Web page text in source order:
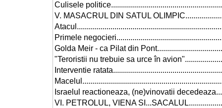
Culisele
V. MASACRUL DIN SATUL
Primele
Golda Meir - ca Pilat din
"Teroristii nu trebuie sa urce în
Interventie
Israelul reactioneaza, (ne)vinovatii
VI. PETROLUL, VIENA